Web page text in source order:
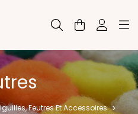
Feutres Et Accessoires >